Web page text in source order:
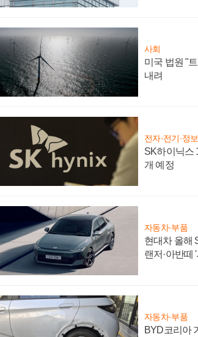
사회
미국 법원 "
내려
전자·전기·정
SK하이닉스
개 예정
자동차·부품
현대차 올해
랜저·아반떼
자동차·부품
BYD코리아